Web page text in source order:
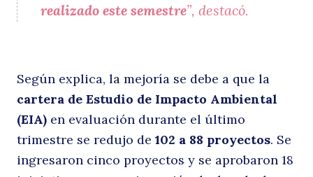
realizado este semestre”, destacó.
Según explica, la mejoría se debe a que la
cartera de Estudio de Impacto Ambiental
(EIA) en evaluación durante el último
trimestre se redujo de 102 a 88 proyectos. Se
ingresaron cinco proyectos y se aprobaron 18